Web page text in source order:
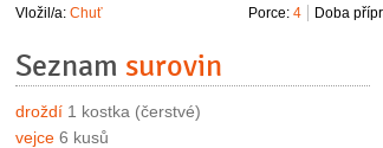
Vložil/a: Chuť Doba
Porce: 4
Seznam surovin
droždí 1 kostka (čerstvé)
vejce 6 kusů